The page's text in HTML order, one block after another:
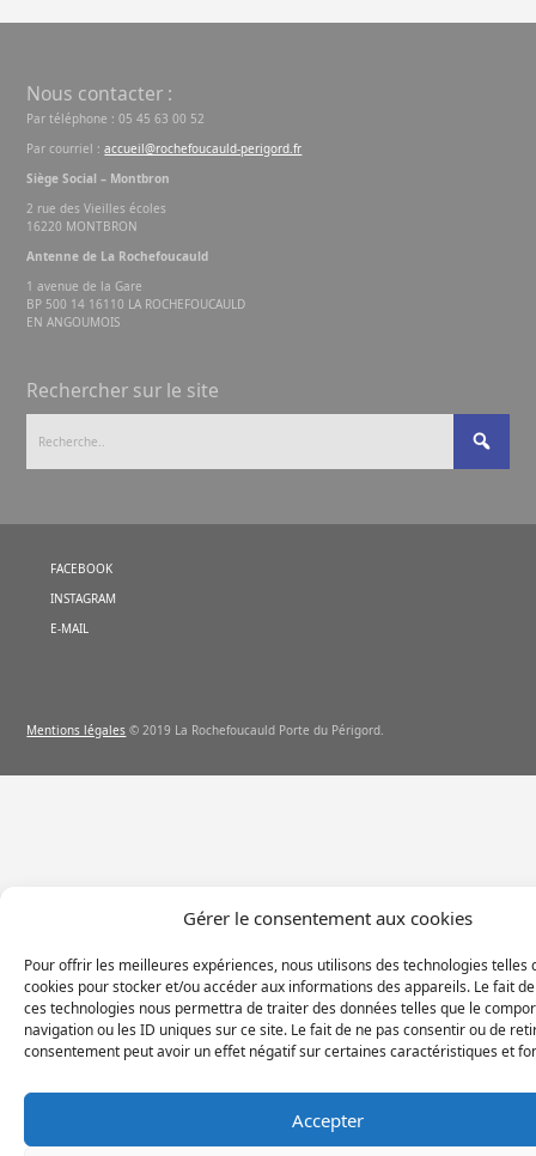
Gérer le consentement aux cookies
Pour offrir les meilleures expériences, nous utilisons des technologies telles
cookies pour stocker et/ou accéder aux informations des appareils. Le fait
ces technologies nous permettra de traiter des données telles que le
navigation ou les ID uniques sur ce site. Le fait de ne pas consentir ou de
consentement peut avoir un effet négatif sur certaines caractéristiques et
Accepter
Nous contacter :
Par téléphone : 05 45 63 00 52
Par courriel :accueil@rochefoucauld-perigord.fr
Siège Social – Montbron
2 rue des Vieilles écoles
16220 MONTBRON
Antenne de La Rochefoucauld
1 avenue de la Gare
BP 500 14 16110 LA ROCHEFOUCAULD
EN ANGOUMOIS
Rechercher sur le site
FACEBOOK
INSTAGRAM
E-MAIL
Mentions légales © 2019 La Rochefoucauld Porte du Périgord.